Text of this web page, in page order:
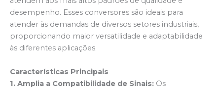
desempenho. Esses conversores são ideais para
atender às demandas de diversos setores industriais,
proporcionando maior versatilidade e adaptabilidade
às diferentes aplicações.
Características Principais
1. Amplia a Compatibilidade de Sinais: Os